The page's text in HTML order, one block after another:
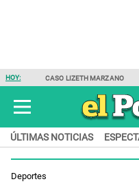
HOY: CASO LIZETH MARZANO
ÚLTIMAS NOTICIAS
Deportes